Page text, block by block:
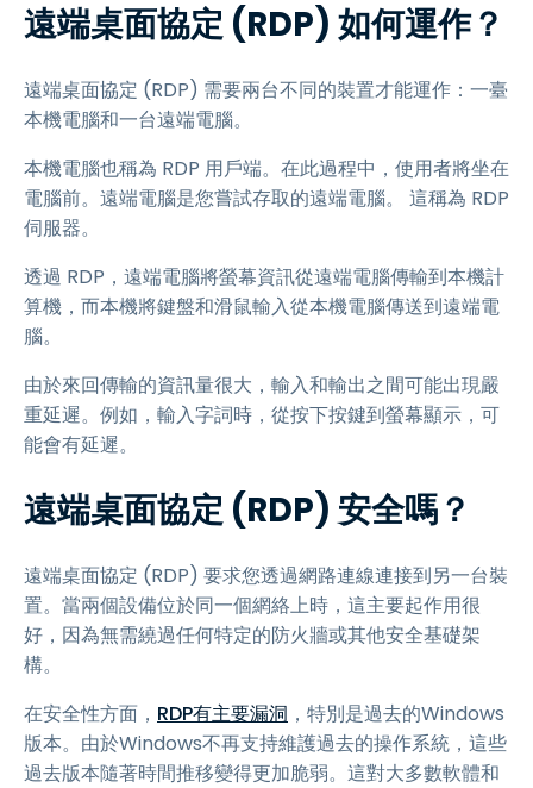
遠端桌面協定 (RDP) 如何運作？
遠端桌面協定 (RDP) 需要兩台不同的裝置才能運作：一臺
本機電腦和一台遠端電腦。
本機電腦也稱為 RDP 用戶端。在此過程中，使用者將坐在
電腦前。遠端電腦是您嘗試存取的遠端電腦。 這稱為 RDP
伺服器。
透過 RDP，遠端電腦將螢幕資訊從遠端電腦傳輸到本機計
算機，而本機將鍵盤和滑鼠輸入從本機電腦傳送到遠端電
腦。
由於來回傳輸的資訊量很大，輸入和輸出之間可能出現嚴
重延遲。例如，輸入字詞時，從按下按鍵到螢幕顯示，可
能會有延遲。
遠端桌面協定 (RDP) 安全嗎？
遠端桌面協定 (RDP) 要求您透過網路連線連接到另一台裝
置。當兩個設備位於同一個網絡上時，這主要起作用很
好，因為無需繞過任何特定的防火牆或其他安全基礎架
構。
在安全性方面， RDP有主要漏洞 ，特別是過去的Windows
版本。由於Windows不再支持維護過去的操作系統，這些
過去版本隨著時間推移變得更加脆弱。這對大多數軟體和